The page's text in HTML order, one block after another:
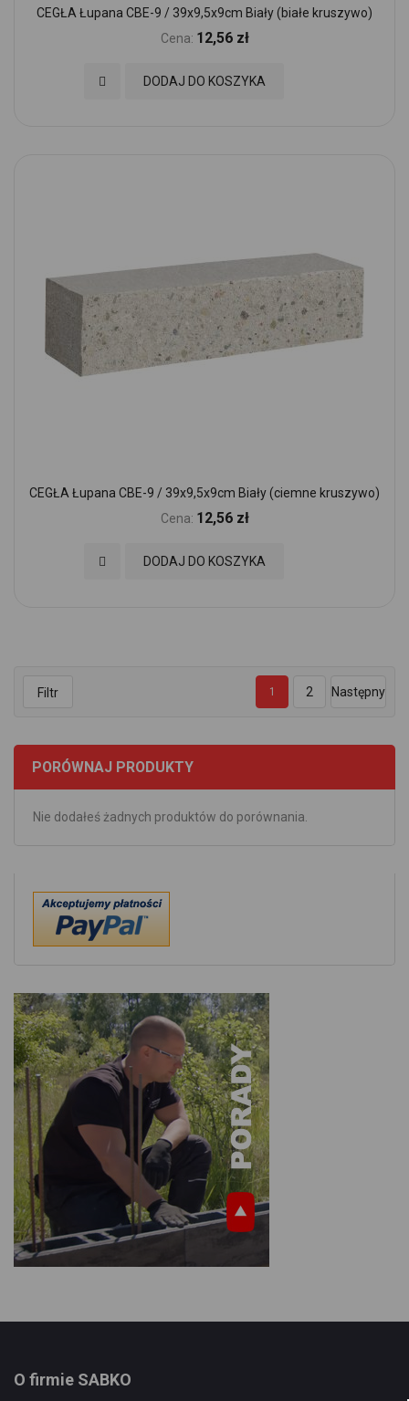
CEGŁA Łupana CBE-9 / 39x9,5x9cm Biały (białe kruszywo)
Cena: 12,56 zł
DODAJ DO KOSZYKA
Dodaj do Ulubionych
CEGŁA Łupana CBE-9 / 39x9,5x9cm Biały (ciemne kruszywo)
Cena: 12,56 zł
DODAJ DO KOSZYKA
Dodaj do Ulubionych
Filtr 1 2 Następny
PORÓWNAJ PRODUKTY
Nie dodałeś żadnych produktów do porównania.
O firmie SABKO